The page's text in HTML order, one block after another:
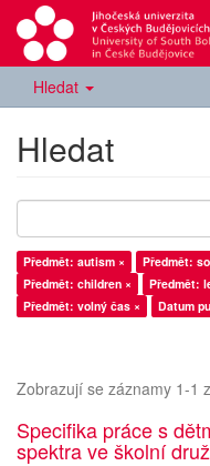
Hledat
Hledat
Předmět: autism × Předmět:
Předmět: children ×
Předmět:
Předmět: volný čas ×
Datum
Zobrazují se záznamy 1-1
Specifika práce s
spektra ve školní